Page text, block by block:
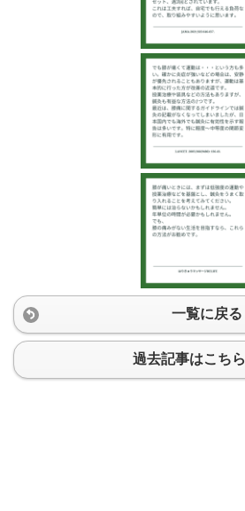
一覧に戻る
過去記事はこちら